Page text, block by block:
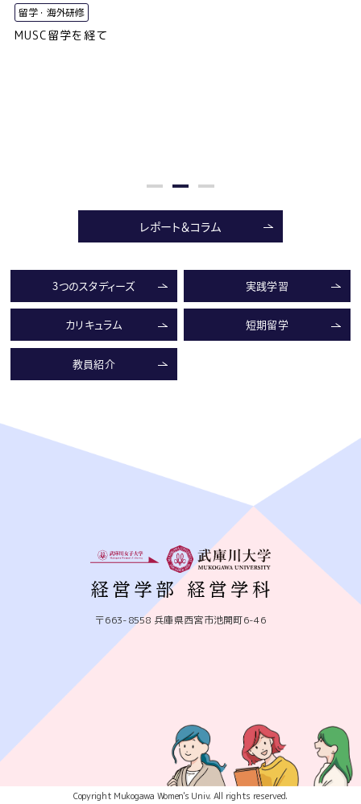
留学・海外研修
MUSC留学を経て
レポート＆コラム
3つのスタディーズ 実践学習
カリキュラム 短期留学
教員紹介
〒663-8558 兵庫県西宮市池開町6-46
Copyright Mukogawa Women's Univ. All rights reserved.